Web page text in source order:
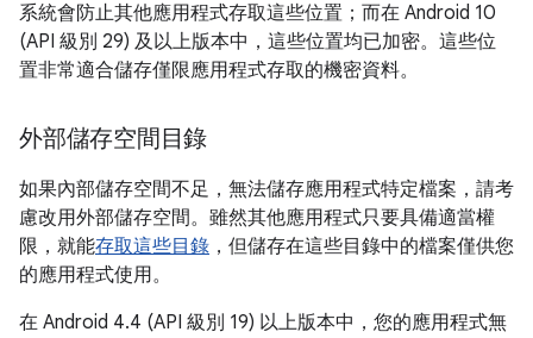
系統會防止其他應用程式存取這些位置；而在 Android 10
(API 級別 29) 及以上版本中，這些位置均已加密。這些位
置非常適合儲存僅限應用程式存取的機密資料。
外部儲存空間目錄
如果內部儲存空間不足，無法儲存應用程式特定檔案，請考
慮改用外部儲存空間。雖然其他應用程式只要具備適當權
限，就能存取這些目錄 ，但儲存在這些目錄中的檔案僅供您
的應用程式使用。
在 Android 4.4 (API 級別 19) 以上版本中，您的應用程式無